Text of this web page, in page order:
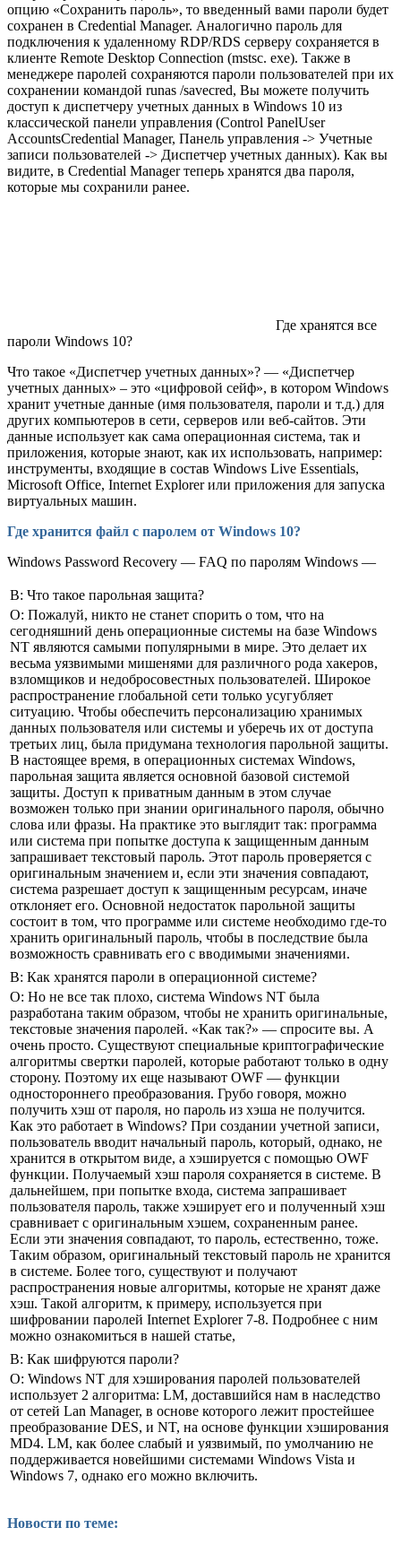
опцию «Сохранить пароль», то введенный вами пароли будет
сохранен в Credential Manager. Аналогично пароль для
подключения к удаленному RDP/RDS серверу сохраняется в
клиенте Remote Desktop Connection (mstsc. exe). Также в
менеджере паролей сохраняются пароли пользователей при их
сохранении командой runas /savecred, Вы можете получить
доступ к диспетчеру учетных данных в Windows 10 из
классической панели управления (Control PanelUser
AccountsCredential Manager, Панель управления -> Учетные
записи пользователей -> Диспетчер учетных данных). Как вы
видите, в Credential Manager теперь хранятся два пароля,
которые мы сохранили ранее.
Где хранятся все
пароли Windows 10?
Что такое «Диспетчер учетных данных»? — «Диспетчер
учетных данных» – это «цифровой сейф», в котором Windows
хранит учетные данные (имя пользователя, пароли и т.д.) для
других компьютеров в сети, серверов или веб-сайтов. Эти
данные использует как сама операционная система, так и
приложения, которые знают, как их использовать, например:
инструменты, входящие в состав Windows Live Essentials,
Microsoft Office, Internet Explorer или приложения для запуска
виртуальных машин.
Где хранится файл с паролем от Windows 10?
Windows Password Recovery — FAQ по паролям Windows —
В: Что такое парольная защита?
О: Пожалуй, никто не станет спорить о том, что на
сегодняшний день операционные системы на базе Windows
NT являются самыми популярными в мире. Это делает их
весьма уязвимыми мишенями для различного рода хакеров,
взломщиков и недобросовестных пользователей. Широкое
распространение глобальной сети только усугубляет
ситуацию. Чтобы обеспечить персонализацию хранимых
данных пользователя или системы и уберечь их от доступа
третьих лиц, была придумана технология парольной защиты.
В настоящее время, в операционных системах Windows,
парольная защита является основной базовой системой
защиты. Доступ к приватным данным в этом случае
возможен только при знании оригинального пароля, обычно
слова или фразы. На практике это выглядит так: программа
или система при попытке доступа к защищенным данным
запрашивает текстовый пароль. Этот пароль проверяется с
оригинальным значением и, если эти значения совпадают,
система разрешает доступ к защищенным ресурсам, иначе
отклоняет его. Основной недостаток парольной защиты
состоит в том, что программе или системе необходимо где-то
хранить оригинальный пароль, чтобы в последствие была
возможность сравнивать его с вводимыми значениями.
В: Как хранятся пароли в операционной системе?
О: Но не все так плохо, система Windows NT была
разработана таким образом, чтобы не хранить оригинальные,
текстовые значения паролей. «Как так?» — спросите вы. А
очень просто. Существуют специальные криптографические
алгоритмы свертки паролей, которые работают только в одну
сторону. Поэтому их еще называют OWF — функции
одностороннего преобразования. Грубо говоря, можно
получить хэш от пароля, но пароль из хэша не получится.
Как это работает в Windows? При создании учетной записи,
пользователь вводит начальный пароль, который, однако, не
хранится в открытом виде, а хэшируется с помощью OWF
функции. Получаемый хэш пароля сохраняется в системе. В
дальнейшем, при попытке входа, система запрашивает
пользователя пароль, также хэширует его и полученный хэш
сравнивает с оригинальным хэшем, сохраненным ранее.
Если эти значения совпадают, то пароль, естественно, тоже.
Таким образом, оригинальный текстовый пароль не хранится
в системе. Более того, существуют и получают
распространения новые алгоритмы, которые не хранят даже
хэш. Такой алгоритм, к примеру, используется при
шифровании паролей Internet Explorer 7-8. Подробнее с ним
можно ознакомиться в нашей статье,
В: Как шифруются пароли?
О: Windows NT для хэширования паролей пользователей
использует 2 алгоритма: LM, доставшийся нам в наследство
от сетей Lan Manager, в основе которого лежит простейшее
преобразование DES, и NT, на основе функции хэширования
MD4. LM, как более слабый и уязвимый, по умолчанию не
поддерживается новейшими системами Windows Vista и
Windows 7, однако его можно включить.
Новости по теме: